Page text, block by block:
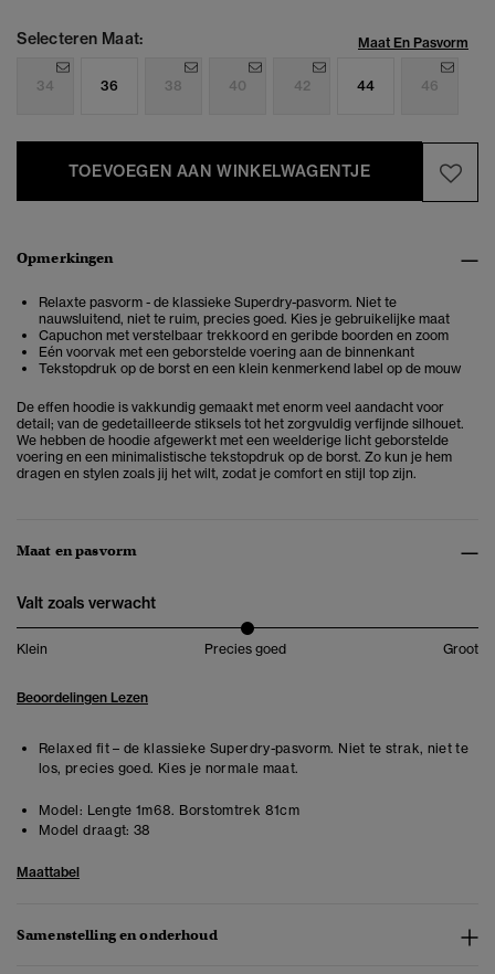
Selecteren Maat: Maat En Pasvorm
34 36 38 40 42 44 46
TOEVOEGEN AAN WINKELWAGENTJE
Opmerkingen
Relaxte pasvorm - de klassieke Superdry-pasvorm. Niet te
nauwsluitend, niet te ruim, precies goed. Kies je gebruikelijke maat
Capuchon met verstelbaar trekkoord en geribde boorden en zoom
Eén voorvak met een geborstelde voering aan de binnenkant
Tekstopdruk op de borst en een klein kenmerkend label op de mouw
De effen hoodie is vakkundig gemaakt met enorm veel aandacht voor
detail; van de gedetailleerde stiksels tot het zorgvuldig verfijnde silhouet.
We hebben de hoodie afgewerkt met een weelderige licht geborstelde
voering en een minimalistische tekstopdruk op de borst. Zo kun je hem
dragen en stylen zoals jij het wilt, zodat je comfort en stijl top zijn.
Maat en pasvorm
Valt zoals verwacht
Klein Precies goed Groot
Beoordelingen Lezen
Relaxed fit – de klassieke Superdry-pasvorm. Niet te strak, niet te
los, precies goed. Kies je normale maat.
Model: Lengte 1m68. Borstomtrek 81cm
Model draagt: 38
Maattabel
Samenstelling en onderhoud